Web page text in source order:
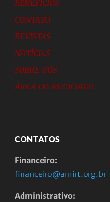
BENEFÍCIOS
CONTATO
REVISTAS
NOTÍCIAS
SOBRE NÓS
ÁREA DO ASSOCIADO
CONTATOS
Financeiro:
financeiro@amirt.org.br
Administrativo: